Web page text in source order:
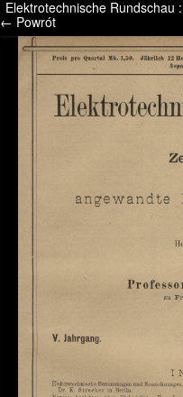
/* */ /* */ /*
Elektrotechnische Rundschau
← Powrót